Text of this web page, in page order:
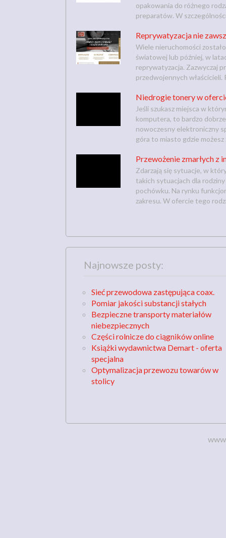
opakowania do różnego
preparatów. W
Reprywatyzacja nie
Wiele nieruchomości
światowej lub później, w
reprywatyzacja. Zazwyczaj
przedwojennych właścicieli.
Niedrogie tonery w
Jeśli szukasz miejsca w
komputera, to bardzo
nowoczesny elektroniczny
góra to miasto gdzie możesz
Przewożenie zmarłych z
Zdarzają się sytuacje, w
takich sytuacjach dla
pochówku. Na rynku
zakresu. W ofercie tego
Najnowsze posty:
Sieć przewodowa zastępująca coax.
Pomiar jakości substancji stałych
Bezpieczne transporty materiałów
niebezpiecznych
Części rolnicze do ciągników online
Książki wydawnictwa Demart - oferta
specjalna
Optymalizacja przewozu towarów w
stolicy